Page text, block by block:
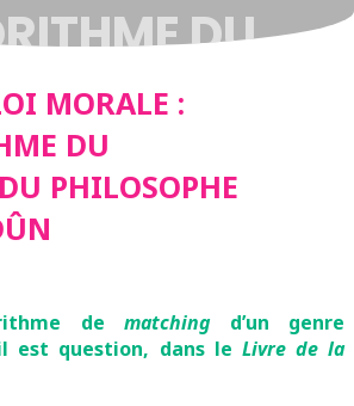
DU
DU
IBN
MORALE :
DU
PHILOSOPHE
de matchingd’un genre
est question, dans le Livre de la